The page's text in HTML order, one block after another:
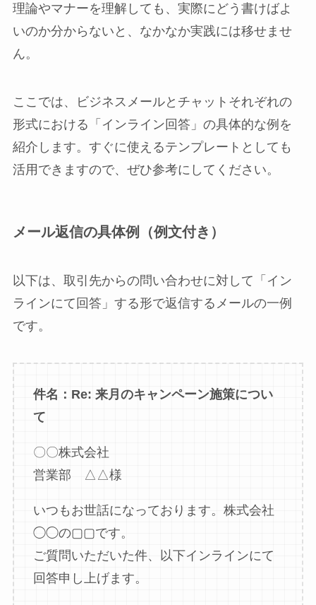
理論やマナーを理解しても、実際にどう書けばよ
いのか分からないと、なかなか実践には移せませ
ん。
ここでは、ビジネスメールとチャットそれぞれの
形式における「インライン回答」の具体的な例を
紹介します。すぐに使えるテンプレートとしても
活用できますので、ぜひ参考にしてください。
メール返信の具体例（例文付き）
以下は、取引先からの問い合わせに対して「イン
ラインにて回答」する形で返信するメールの一例
です。
件名：Re: 来月のキャンペーン施策につい
て
〇〇株式会社
営業部 △△様
いつもお世話になっております。株式会社
◯◯の▢▢です。
ご質問いただいた件、以下インラインにて
回答申し上げます。